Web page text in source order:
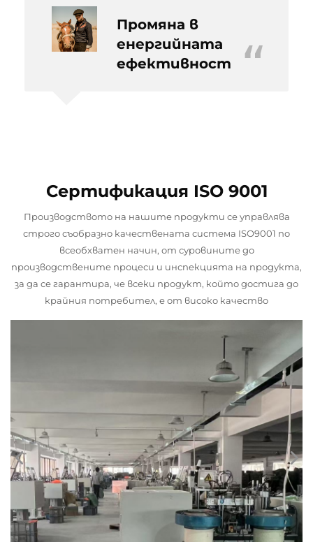
Промяна в
енергийната
ефективност
“
Сертификация ISO 9001
Производството на нашите продукти се управлява
строго съобразно качествената система ISO9001 по
всеобхватен начин, от суровините до
производствените процеси и инспекцията на продукта,
за да се гарантира, че всеки продукт, който достига до
крайния потребител, е от високо качество